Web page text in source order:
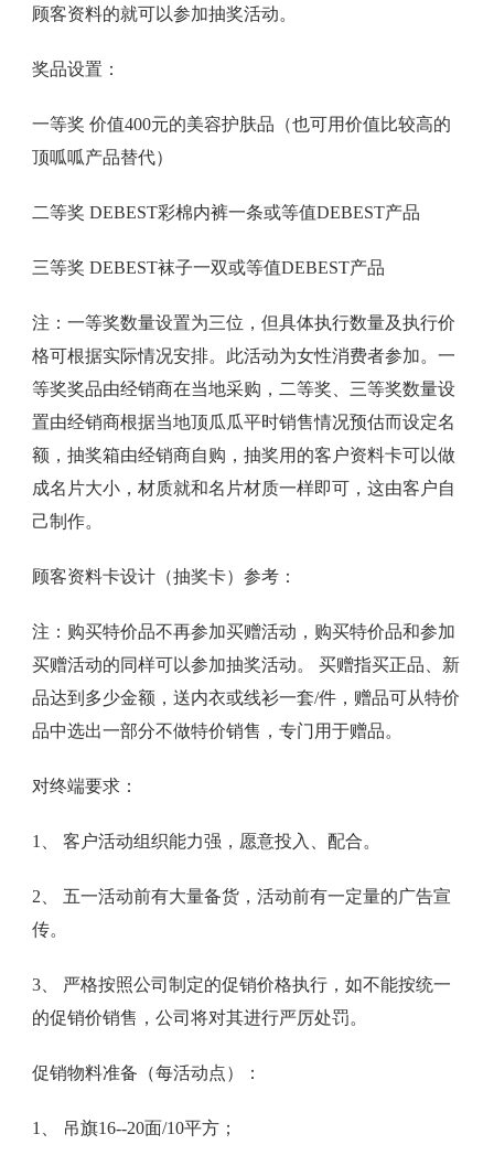
顾客资料的就可以参加抽奖活动。
奖品设置：
一等奖 价值400元的美容护肤品（也可用价值比较高的
顶呱呱产品替代）
二等奖 DEBEST彩棉内裤一条或等值DEBEST产品
三等奖 DEBEST袜子一双或等值DEBEST产品
注：一等奖数量设置为三位，但具体执行数量及执行价
格可根据实际情况安排。此活动为女性消费者参加。一
等奖奖品由经销商在当地采购，二等奖、三等奖数量设
置由经销商根据当地顶瓜瓜平时销售情况预估而设定名
额，抽奖箱由经销商自购，抽奖用的客户资料卡可以做
成名片大小，材质就和名片材质一样即可，这由客户自
己制作。
顾客资料卡设计（抽奖卡）参考：
注：购买特价品不再参加买赠活动，购买特价品和参加
买赠活动的同样可以参加抽奖活动。 买赠指买正品、新
品达到多少金额，送内衣或线衫一套/件，赠品可从特价
品中选出一部分不做特价销售，专门用于赠品。
对终端要求：
1、 客户活动组织能力强，愿意投入、配合。
2、 五一活动前有大量备货，活动前有一定量的广告宣
传。
3、 严格按照公司制定的促销价格执行，如不能按统一
的促销价销售，公司将对其进行严厉处罚。
促销物料准备（每活动点）：
1、 吊旗16--20面/10平方；